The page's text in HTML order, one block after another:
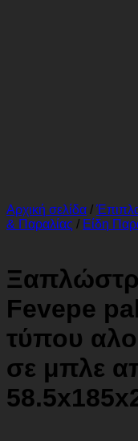
Αρχική σελίδα /
& Παραλίας / Είδη
Fevepe
τύπου
σε μπλε